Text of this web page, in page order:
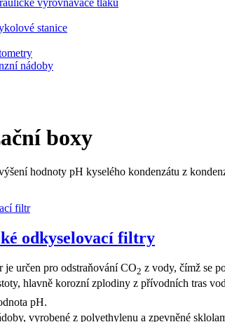
stanice
nádoby
boxy
hodnoty pH kyselého kondenzátu z
odkyselovací filtry
určen pro odstraňování CO2 z vody, čímž se
hlavně korozní zplodiny z přívodních tras
pH.
vyrobené z polyethylenu a zpevněné